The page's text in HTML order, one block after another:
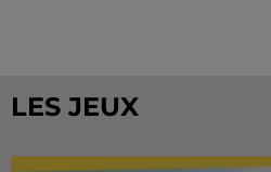
LES JEUX